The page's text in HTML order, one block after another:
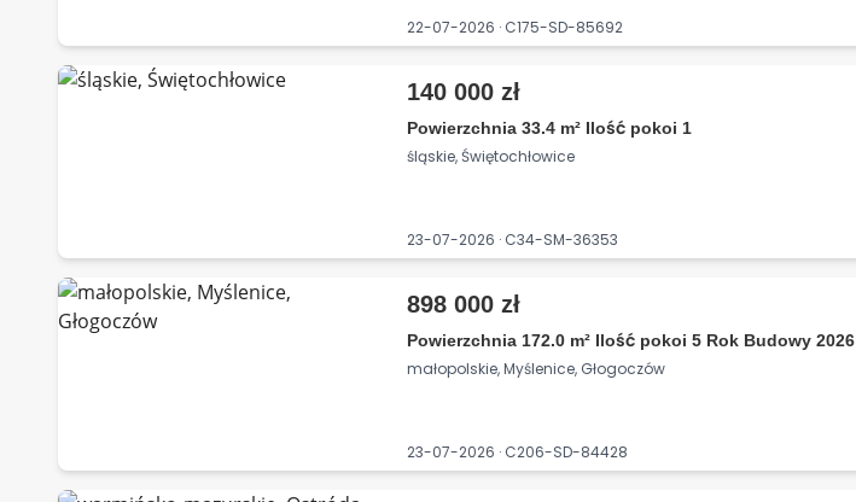
22-07-2026 · C175-SD-85692
140 000 zł
Powierzchnia 33.4 m² Ilość pokoi 1
śląskie, Świętochłowice
23-07-2026 · C34-SM-36353
898 000 zł
Powierzchnia 172.0 m² Ilość pokoi 5 Rok Budowy 2026
małopolskie, Myślenice, Głogoczów
23-07-2026 · C206-SD-84428